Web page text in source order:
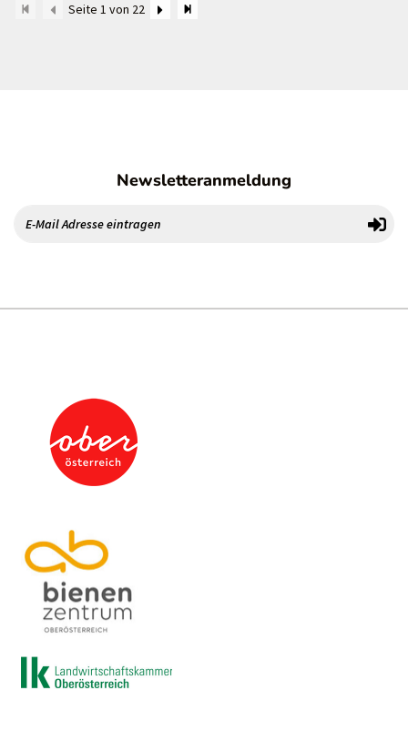
Seite 1 von 22
Newsletteranmeldung